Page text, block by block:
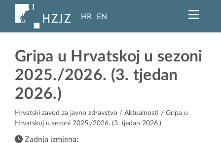
HR EN
Gripa u Hrvatskoj u sezoni
2025./2026. (3. tjedan
2026.)
Hrvatski zavod za javno zdravstvo / Aktualnosti / Gripa u
Hrvatskoj u sezoni 2025./2026. (3. tjedan 2026.)
Zadnja izmjena: